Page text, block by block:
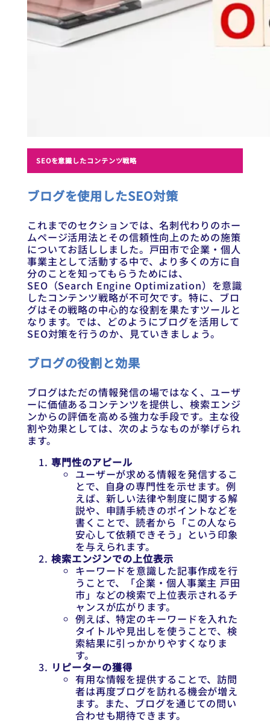
SEOを意識したコンテンツ戦略
ブログを使用したSEO対策
これまでのセクションでは、名刺代わりのホー
ムページ活用法とその信頼性向上のための施策
についてお話ししました。戸田市で企業・個人
事業主として活動する中で、より多くの方に自
分のことを知ってもらうためには、
SEO（Search Engine Optimization）を意識
したコンテンツ戦略が不可欠です。特に、ブロ
グはその戦略の中心的な役割を果たすツールと
なります。では、どのようにブログを活用して
SEO対策を行うのか、見ていきましょう。
ブログの役割と効果
ブログはただの情報発信の場ではなく、ユーザ
ーに価値あるコンテンツを提供し、検索エンジ
ンからの評価を高める強力な手段です。主な役
割や効果としては、次のようなものが挙げられ
ます。
専門性のアピール
ユーザーが求める情報を発信するこ
とで、自身の専門性を示せます。例
えば、新しい法律や制度に関する解
説や、申請手続きのポイントなどを
書くことで、読者から「この人なら
安心して依頼できそう」という印象
を与えられます。
検索エンジンでの上位表示
キーワードを意識した記事作成を行
うことで、「企業・個人事業主 戸田
市」などの検索で上位表示されるチ
ャンスが広がります。
例えば、特定のキーワードを入れた
タイトルや見出しを使うことで、検
索結果に引っかかりやすくなりま
す。
リピーターの獲得
有用な情報を提供することで、訪問
者は再度ブログを訪れる機会が増え
ます。また、ブログを通じての問い
合わせも期待できます。